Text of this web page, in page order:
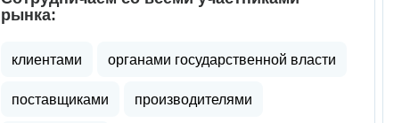
рынка:
клиентами
органами государственной власти
поставщиками
производителями